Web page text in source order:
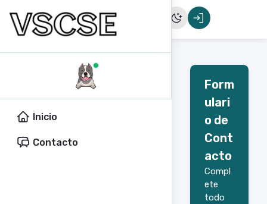
Inicio
Contacto
Form
ulari
o de
Cont
acto
Compl
ete
todo